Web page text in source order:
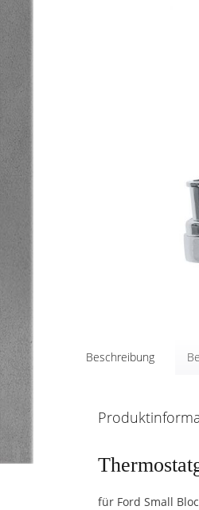
Beschreibung
für Ford Small